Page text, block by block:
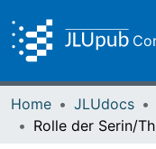
Home JLUdocs